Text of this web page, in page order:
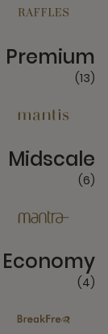
Premium
(13)
Midscale
(6)
Economy
(4)